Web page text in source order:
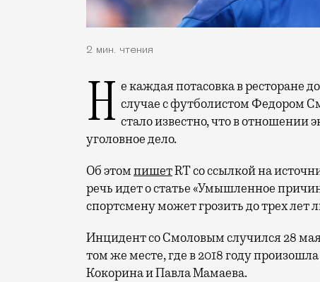
2 мин. чтения
Не каждая потасовка в ресторане доходит до возбуждения уголовного дела, но в случае с футболистом Федором
стало известно, что в отношении
уголовное дело.
Об этомпишетRT со ссылкой на
речь идет о статье «Умышленное
спортсмену может грозить до трех лет
Инцидент со Смоловым случился 28
том же месте, где в 2018 году
Кокорина и Павла Мамаева.